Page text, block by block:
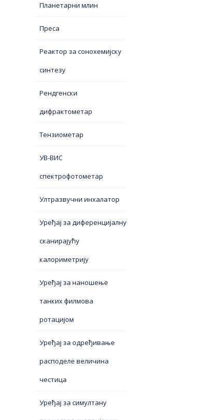
Планетарни млин
Преса
Реактор за сонохемијску
синтезу
Рендгенски
дифрактометар
Тензиометар
УВ-ВИС
спектрофотометар
Ултразвучни инхалатор
Уређај за диференцијалну
сканирајућу
калориметрију
Уређај за наношење
танких филмова
ротацијом
Уређај за одређивање
расподеле величина
честица
Уређај за симултану